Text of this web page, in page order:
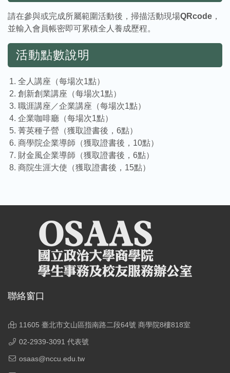
請在參與或完成所屬範圍活動後，掃描活動現場QRcode ，
並輸入會員帳密即可累積全人養成歷程。
活動點數說明
全人講座（每場次1點）
創新創業講座（每場次1點）
職涯講座／企業講座（每場次1點）
企業咖啡廳（每場次1點）
菁英種子營（獲取證書後，6點）
商學院企業導師（獲取證書後，10點）
財金風企業導師（獲取證書後，6點）
商院生涯大使（獲取證書後，15點）
聯絡窗口
11605 臺北市文山區指南路二段64號 商學院8樓818室
02-2939-3091 代表號
osaas@nccu.edu.tw